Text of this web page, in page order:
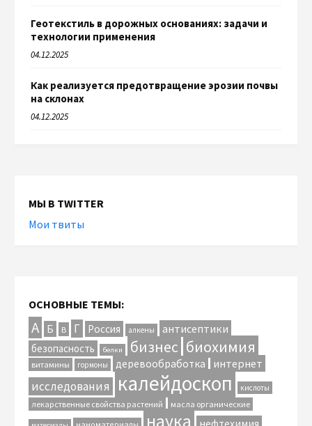
Геотекстиль в дорожных основаниях: задачи и
технологии применения
04.12.2025
Как реализуется предотвращение эрозии почвы
на склонах
04.12.2025
МЫ В TWITTER
Мои твиты
ОСНОВНЫЕ ТЕМЫ:
А Б В Г Россия алкены антисептики
безопасность белки бизнес биохимия
витамины гормоны деревообработка интернет
исследования калейдоскоп кислоты
лекарственные свойства растений масла органические
наука